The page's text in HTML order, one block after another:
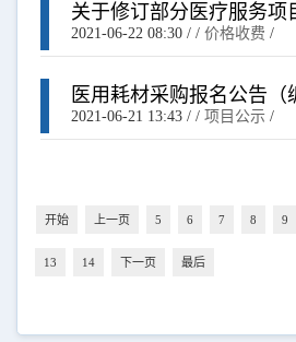
关于修订部分医疗服务项
知
2021-06-22 08:30 / / 价格收费 /
医用耗材采购报名公告（
WSCL202101014）
2021-06-21 13:43 / / 项目公示/
开始 上一页 5 6 7 8 9
13 14 下一页 最后